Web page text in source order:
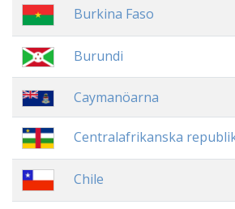
Burkina Faso
Burundi
Caymanöarna
Centralafrikanska
Chile